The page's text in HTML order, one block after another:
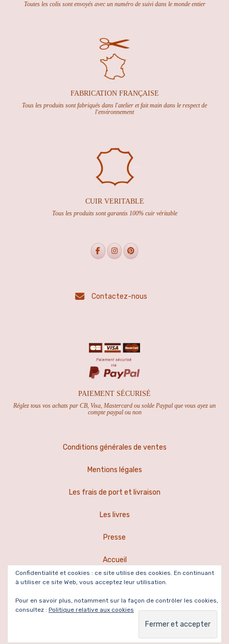
Toutes les colis sont envoyés avec un numéro de suivi dans le monde entier
FABRICATION FRANÇAISE
Tous les produits sont fabriqués dans l'atelier et fait main dans le respect de
l'environnement
CUIR VERITABLE
Tous les produits sont garantis 100% cuir véritable
Contactez-nous
PAIEMENT SÉCURISÉ
Réglez tous vos achats par CB, Visa, Mastercard ou solde Paypal que vous ayez un
compte paypal ou non
Conditions générales de ventes
Mentions légales
Les frais de port et livraison
Les livres
Presse
Accueil
Powered by WordPress Theme: Leto by aThemes.
Confidentialité et cookies : ce site utilise des cookies. En continuant
à utiliser ce site Web, vous acceptez leur utilisation.
Pour en savoir plus, notamment sur la façon de contrôler les cookies,
consultez : Politique relative aux cookies